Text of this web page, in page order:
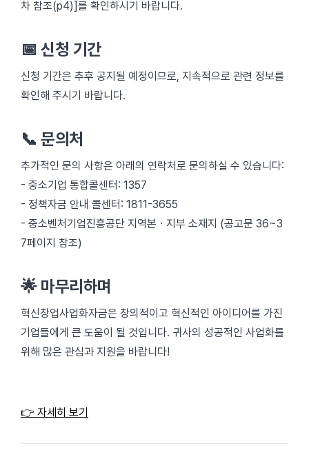
차 참조(p4)]를 확인하시기 바랍니다.
📅 신청 기간
신청 기간은 추후 공지될 예정이므로, 지속적으로 관련 정보를
확인해 주시기 바랍니다.
📞 문의처
추가적인 문의 사항은 아래의 연락처로 문의하실 수 있습니다:
- 중소기업 통합콜센터: 1357
- 정책자금 안내 콜센터: 1811-3655
- 중소벤처기업진흥공단 지역본ㆍ지부 소재지 (공고문 36~3
7페이지 참조)
🌟 마무리하며
혁신창업사업화자금은 창의적이고 혁신적인 아이디어를 가진
기업들에게 큰 도움이 될 것입니다. 귀사의 성공적인 사업화를
위해 많은 관심과 지원을 바랍니다!
👉 자세히 보기